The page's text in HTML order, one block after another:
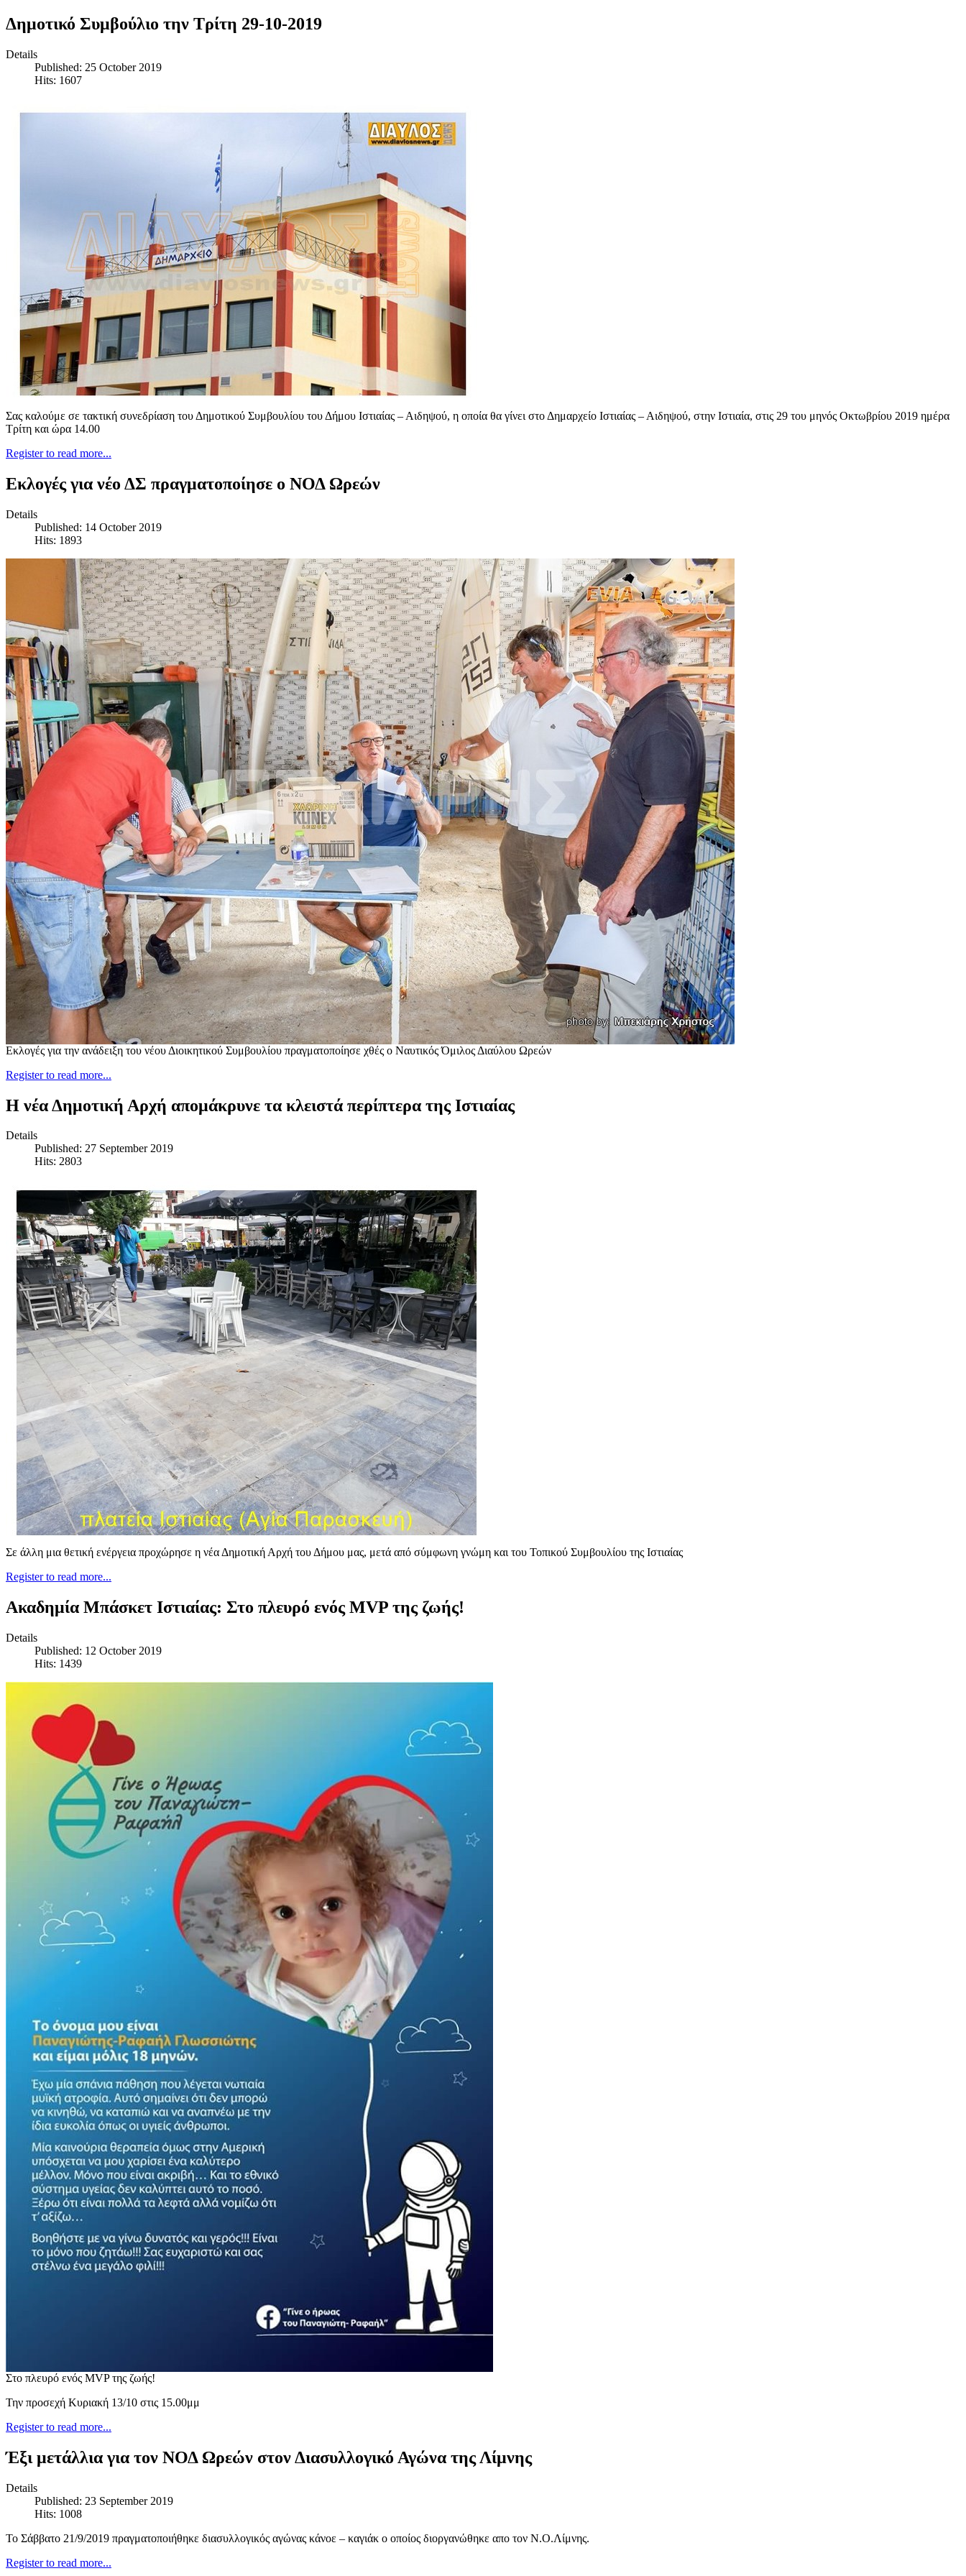
Δημοτικό Συμβούλιο την Τρίτη 29-10-2019
Details
Published: 25 October 2019
Hits: 1607
Σας καλούμε σε τακτική συνεδρίαση του Δημοτικού Συμβουλίου του Δήμου Ιστιαίας – Αιδηψού, η οποία θα γίνει στο Δημαρχείο Ιστιαίας – Αιδηψού, στην Ιστιαία, στις 29 του μηνός Οκτωβρίου 2019 ημέρα
Τρίτη και ώρα 14.00
Register to read more...
Εκλογές για νέο ΔΣ πραγματοποίησε ο ΝΟΔ Ωρεών
Details
Published: 14 October 2019
Hits: 1893
Εκλογές για την ανάδειξη του νέου Διοικητικού Συμβουλίου πραγματοποίησε χθές ο Ναυτικός Όμιλος Διαύλου Ωρεών
Register to read more...
H νέα Δημοτική Αρχή απομάκρυνε τα κλειστά περίπτερα της Ιστιαίας
Details
Published: 27 September 2019
Hits: 2803
Σε άλλη μια θετική ενέργεια προχώρησε η νέα Δημοτική Αρχή του Δήμου μας, μετά από σύμφωνη γνώμη και του Τοπικού Συμβουλίου της Ιστιαίας
Register to read more...
Ακαδημία Μπάσκετ Ιστιαίας: Στο πλευρό ενός MVP της ζωής!
Details
Published: 12 October 2019
Hits: 1439
Στο πλευρό ενός MVP της ζωής!
Την προσεχή Κυριακή 13/10 στις 15.00μμ
Register to read more...
Έξι μετάλλια για τον ΝΟΔ Ωρεών στον Διασυλλογικό Αγώνα της Λίμνης
Details
Published: 23 September 2019
Hits: 1008
Το Σάββατο 21/9/2019 πραγματοποιήθηκε διασυλλογικός αγώνας κάνοε – καγιάκ ο οποίος διοργανώθηκε απο τον Ν.Ο.Λίμνης.
Register to read more...